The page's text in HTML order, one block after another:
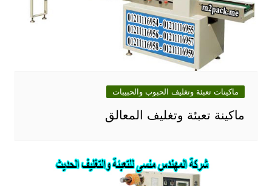
ماكينات تعبئة وتغليف الحبوب والحبيبات
ماكينة تعبئة وتغليف المعالق